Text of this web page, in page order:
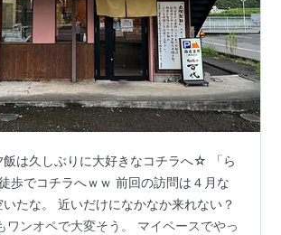
飯は久しぶりに大好きなコチラへ☆ 「ら
歩でコチラへｗｗ 前回の訪問は４月な
たな。 近いだけになかなか来れない？
ワンオペで大変そう。 マイペースでやっ